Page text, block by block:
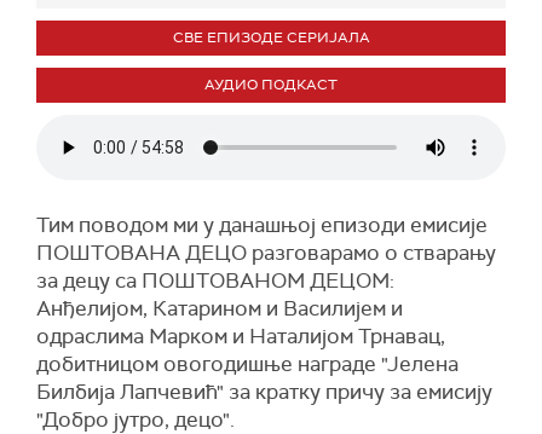
СВЕ ЕПИЗОДЕ СЕРИЈАЛА
АУДИО ПОДКАСТ
Тим поводом ми у данашњој епизоди емисије
ПОШТОВАНА ДЕЦО разговарамо о стварању
за децу са ПОШТОВАНОМ ДЕЦОМ:
Анђелијом, Катарином и Василијем и
одраслима Марком и Наталијом Трнавац,
добитницом овогодишње награде "Јелена
Билбија Лапчевић" за кратку причу за емисију
"Добро јутро, децо".